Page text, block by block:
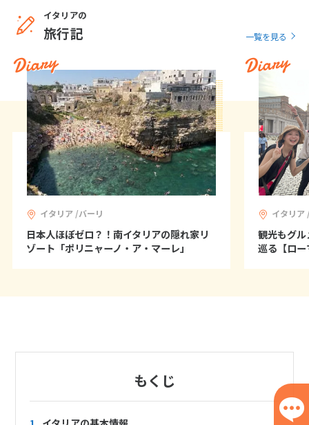
イタリアの
旅行記 一覧を見る
Diary
イタリア /バーリ
日本人ほぼゼロ？！南イタリアの隠れ家リ
ゾート「ポリニャーノ・ア・マーレ」
Diary
イタリア
観光もグ
巡る【ロ
もくじ